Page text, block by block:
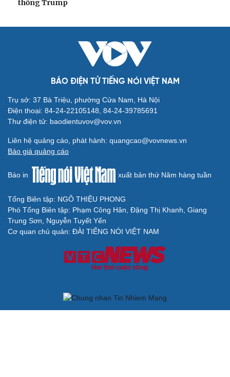
đất, Nga tính gì ở Ukraine?
Litva đẩy mạnh sản xuất UAV nội địa theo thỏa thuận với
Mỹ để củng cố sức mạnh quân sự
Lý do ông Trump được xem là tư lệnh chiến lược hiệu
Mỹ hủy kế hoạch tấn công Iran: Bước lùi chiến thuật hay
Kịch bản nguy hiểm khi cuộc chiến Iran tác động qua lại
với xung đột Ukraine
Chiến lược lợi hại của Iran nhằm làm suy yếu Mỹ và Tổng
thống Trump
BÁO ĐIỆN TỬ TIẾNG NÓI VIỆT NAM